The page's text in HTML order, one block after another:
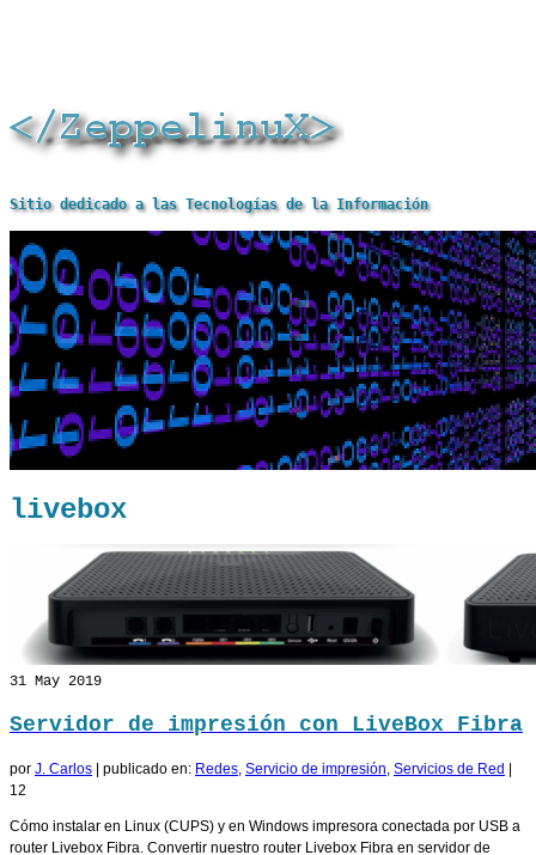
Sitio dedicado a las Tecnologías de la Información
livebox
31 May 2019
Servidor de impresión con LiveBox Fibra
por J. Carlos publicado en: Redes, Servicio de impresión, Servicios de Red
12
Cómo instalar en Linux (CUPS) y en Windows impresora conectada por USB a
router Livebox Fibra. Convertir nuestro router Livebox Fibra en servidor de